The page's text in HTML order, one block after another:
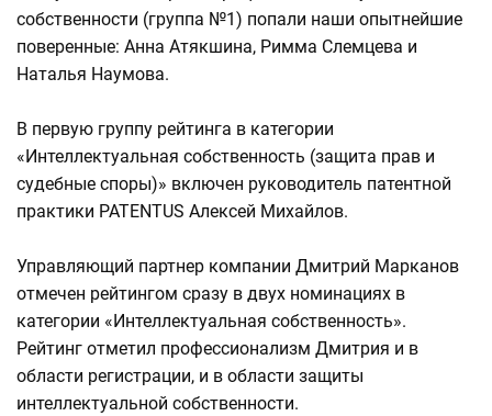
собственности (группа №1) попали наши опытнейшие
поверенные: Анна Атякшина, Римма Слемцева и
Наталья Наумова.
В первую группу рейтинга в категории
«Интеллектуальная собственность (защита прав и
судебные споры)» включен руководитель патентной
практики PATENTUS Алексей Михайлов.
Управляющий партнер компании Дмитрий Марканов
отмечен рейтингом сразу в двух номинациях в
категории «Интеллектуальная собственность».
Рейтинг отметил профессионализм Дмитрия и в
области регистрации, и в области защиты
интеллектуальной собственности.